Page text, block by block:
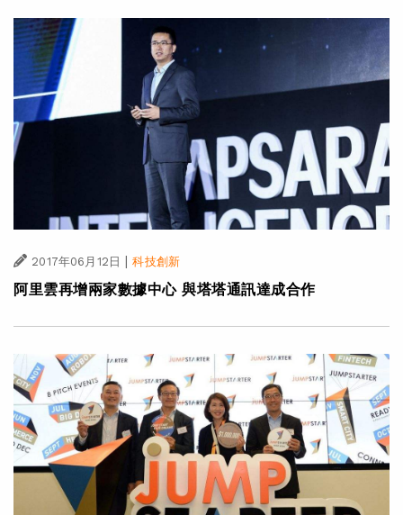
2017年06月12日 | 科技創新
阿里雲再增兩家數據中心 與塔塔通訊達成合作